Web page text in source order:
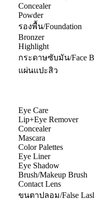
Concealer
Powder
รองพื้น/Foundation
Bronzer
Highlight
กระดาษซับมัน/Face
แผ่นแปะสิว
Eye Care
Lip+Eye Remover
Concealer
Mascara
Color Palettes
Eye Liner
Eye Shadow
Brush/Makeup Brush
Contact Lens
ขนตาปลอม/False